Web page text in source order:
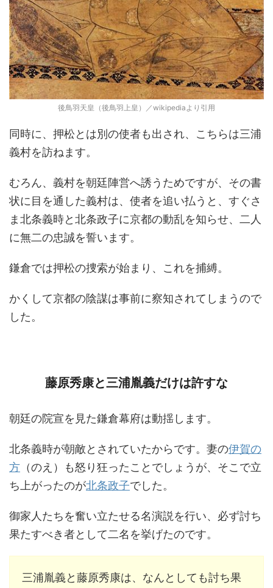
後鳥羽天皇（後鳥羽上皇）／wikipediaより引用
同時に、押松とは別の使者も出され、こちらは三浦
義村を訪ねます。
むろん、義村を朝廷陣営へ誘うためですが、その書
状に目を通した義村は、使者を追い払うと、すぐさ
ま北条義時と北条政子に京都の動乱を知らせ、二人
に無二の忠誠を誓います。
鎌倉では押松の捜索が始まり、これを捕縛。
かくして京都の陰謀は事前に察知されてしまうので
した。
藤原秀康と三浦胤義だけは許すな
朝廷の院宣を見た鎌倉幕府は動揺します。
北条義時が朝敵とされていたからです。妻の伊賀の
方 （のえ）も怒り狂ったことでしょうが、そこで立
ち上がったのが北条政子でした。
御家人たちを奮い立たせる名演説を行い、必ず討ち
果たすべき者として二名を挙げたのです。
三浦胤義と藤原秀康は、なんとしても討ち果